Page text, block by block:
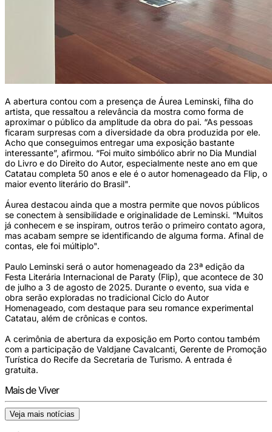
A abertura contou com a presença de Áurea Leminski, filha do
artista, que ressaltou a relevância da mostra como forma de
aproximar o público da amplitude da obra do pai. “As pessoas
ficaram surpresas com a diversidade da obra produzida por ele.
Acho que conseguimos entregar uma exposição bastante
interessante”, afirmou. “Foi muito simbólico abrir no Dia Mundial
do Livro e do Direito do Autor, especialmente neste ano em que
Catatau completa 50 anos e ele é o autor homenageado da Flip, o
maior evento literário do Brasil".
Áurea destacou ainda que a mostra permite que novos públicos
se conectem à sensibilidade e originalidade de Leminski. “Muitos
já conhecem e se inspiram, outros terão o primeiro contato agora,
mas acabam sempre se identificando de alguma forma. Afinal de
contas, ele foi múltiplo".
Paulo Leminski será o autor homenageado da 23ª edição da
Festa Literária Internacional de Paraty (Flip), que acontece de 30
de julho a 3 de agosto de 2025. Durante o evento, sua vida e
obra serão exploradas no tradicional Ciclo do Autor
Homenageado, com destaque para seu romance experimental
Catatau, além de crônicas e contos.
A cerimônia de abertura da exposição em Porto contou também
com a participação de Valdjane Cavalcanti, Gerente de Promoção
Turística do Recife da Secretaria de Turismo. A entrada é
gratuita.
Mais de Viver
Veja mais notícias